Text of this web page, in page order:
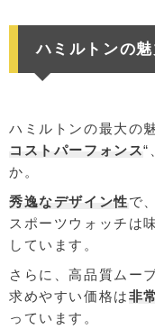
ハミルトンの魅
ハミルトンの最大の
コストパーフォンス“
か。
秀逸なデザイン性で
スポーツウォッチは
しています。
さらに、高品質ムー
求めやすい価格は非
っています。